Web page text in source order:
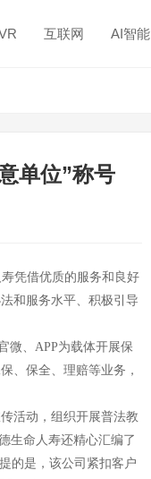
互联网 AI智能
单位”称号
凭借优质的服务和良好
和服务水平、积极引导
微、APP为载体开展保
、保全、理赔等业务，
活动，组织开展普法教
生命人寿还精心汇编了
的是，该公司紧扣客户